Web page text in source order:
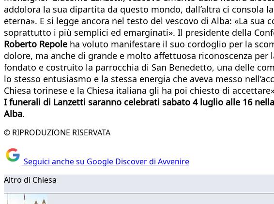
addolora la sua dipartita da questo mondo, dall’altra ci consola
eterna». E si legge ancora nel testo del vescovo di Alba: «La
soprattutto i più semplici ed emarginati». Il presidente della
Roberto Repole ha voluto manifestare il suo cordoglio per la
dolore, ma anche di grande e molto affettuosa riconoscenza
fondato e costruito la parrocchia di San Benedetto, una delle
lo stesso entusiasmo e la stessa energia che aveva messo
Chiesa torinese e la Chiesa italiana gli ha poi chiesto di
I funerali di Lanzetti saranno celebrati sabato 4 luglio alle 16
Alba.
© RIPRODUZIONE RISERVATA
Seguici anche su Google Discover di Avvenire
Altro di Chiesa